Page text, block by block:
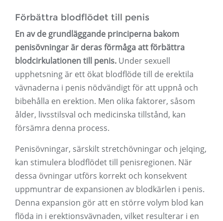
Förbättra blodflödet till penis
En av de grundläggande principerna bakom
penisövningar är deras förmåga att förbättra
blodcirkulationen till penis. Under sexuell
upphetsning är ett ökat blodflöde till de erektila
vävnaderna i penis nödvändigt för att uppnå och
bibehålla en erektion. Men olika faktorer, såsom
ålder, livsstilsval och medicinska tillstånd, kan
försämra denna process.
Penisövningar, särskilt stretchövningar och jelqing,
kan stimulera blodflödet till penisregionen. När
dessa övningar utförs korrekt och konsekvent
uppmuntrar de expansionen av blodkärlen i penis.
Denna expansion gör att en större volym blod kan
flöda in i erektionsvävnaden, vilket resulterar i en